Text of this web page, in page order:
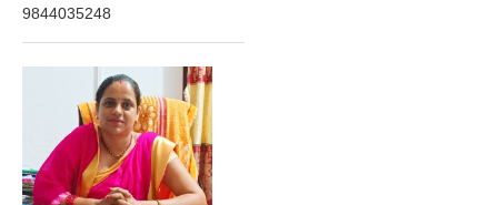
9844035248